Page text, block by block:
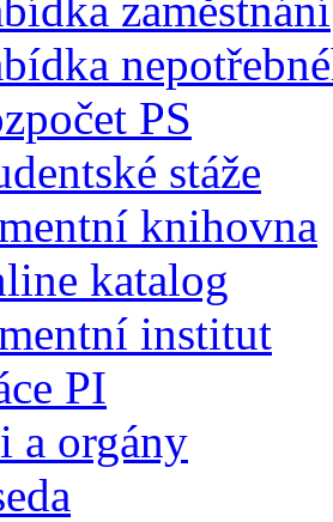
PS
stáže
knihovna
katalog
institut
PI
a orgány